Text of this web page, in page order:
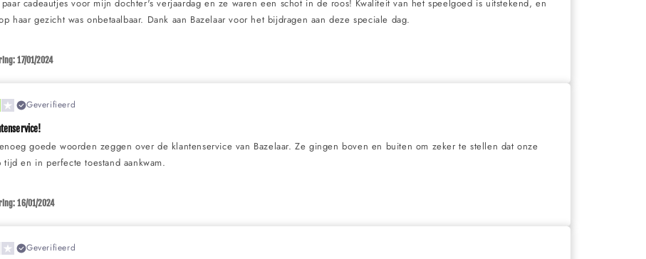
cadeautjes voor mijn dochter's verjaardag en ze waren een schot in de roos! Kwaliteit van het speelgoed is uitstekend, en
haar gezicht was onbetaalbaar. Dank aan Bazelaar voor het bijdragen aan deze speciale dag.
17/01/2024
Geverifieerd
goede woorden zeggen over de klantenservice van Bazelaar. Ze gingen boven en buiten om zeker te stellen dat onze
tijd en in perfecte toestand aankwam.
16/01/2024
Geverifieerd